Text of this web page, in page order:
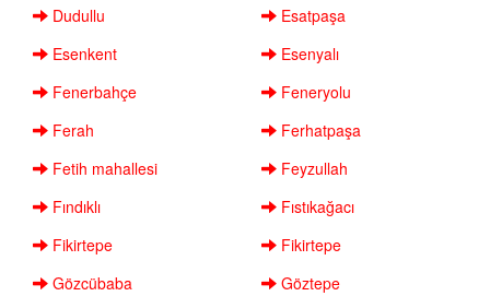
Dudullu
Esatpaşa
Esenkent
Esenyalı
Fenerbahçe
Feneryolu
Ferah
Ferhatpaşa
Fetih mahallesi
Feyzullah
Fındıklı
Fıstıkağacı
Fikirtepe
Fikirtepe
Gözcübaba
Göztepe